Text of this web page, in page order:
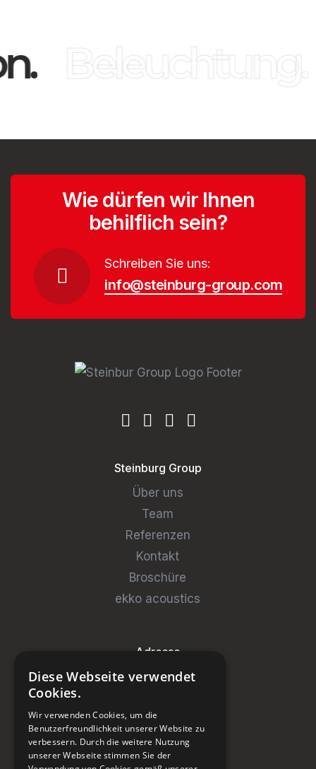
Beleuchtung.
Wie dürfen wir Ihnen
behilflich sein?
Schreiben Sie uns:
info@steinburg-group.com
Steinburg Group
Über uns
Team
Referenzen
Kontakt
Broschüre
ekko acoustics
Adresse
Steinburg Group GmbH
CH-5466 Kaiserstuhl
+41 43 433 00 25
Diese Webseite verwendet
Cookies.
Wir verwenden Cookies, um die
Benutzerfreundlichkeit unserer Website zu
verbessern. Durch die weitere Nutzung
unserer Webseite stimmen Sie der